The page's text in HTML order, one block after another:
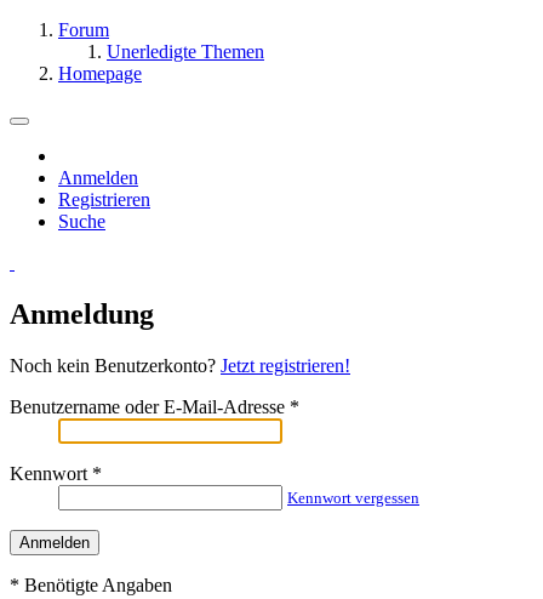
Forum
Unerledigte Themen
Homepage
Anmelden
Registrieren
Suche
Anmeldung
Noch kein Benutzerkonto? Jetzt registrieren!
Benutzername oder E-Mail-Adresse *
Kennwort *
Kennwort vergessen
* Benötigte Angaben